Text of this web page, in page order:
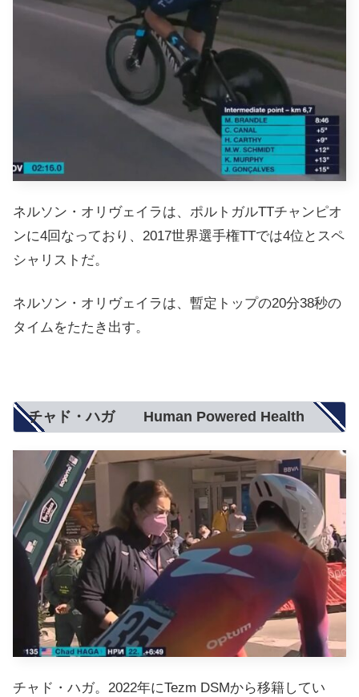
ネルソン・オリヴェイラは、ポルトガルTTチャンピオ
ンに4回なっており、2017世界選手権TTでは4位とスペ
シャリストだ。
ネルソン・オリヴェイラは、暫定トップの20分38秒の
タイムをたたき出す。
チャド・ハガ Human Powered Health
チャド・ハガ。2022年にTezm DSMから移籍してい